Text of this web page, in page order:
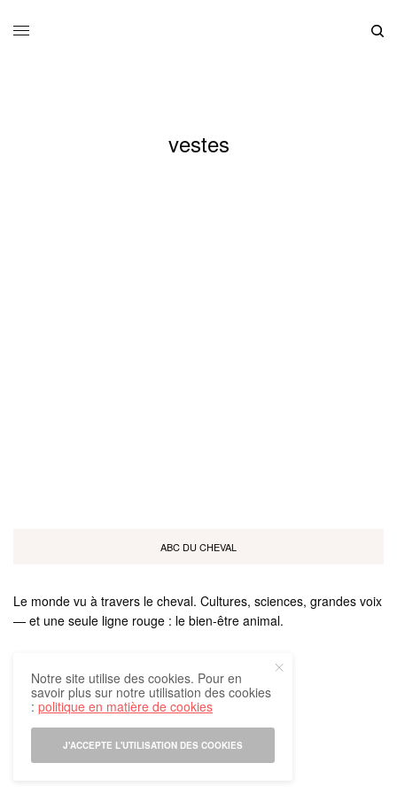
vestes
ABC DU CHEVAL
Le monde vu à travers le cheval. Cultures, sciences, grandes voix
— et une seule ligne rouge : le bien-être animal.
Notre site utilise des cookies. Pour en
savoir plus sur notre utilisation des cookies
:politique en matière de cookies
J'ACCEPTE L'UTILISATION DES COOKIES